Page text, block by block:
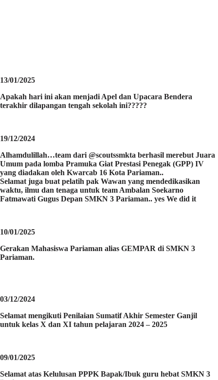
13/01/2025
Apakah hari ini akan menjadi Apel dan Upacara Bendera
terakhir dilapangan tengah sekolah ini?????
19/12/2024
Alhamdulillah…team dari @scoutssmkta berhasil merebut Juara
Umum pada lomba Pramuka Giat Prestasi Penegak (GPP) IV
yang diadakan oleh Kwarcab 16 Kota Pariaman..
Selamat juga buat pelatih pak Wawan yang mendedikasikan
waktu, ilmu dan tenaga untuk team Ambalan Soekarno
Fatmawati Gugus Depan SMKN 3 Pariaman.. yes We did it
10/01/2025
Gerakan Mahasiswa Pariaman alias GEMPAR di SMKN 3
Pariaman.
03/12/2024
Selamat mengikuti Penilaian Sumatif Akhir Semester Ganjil
untuk kelas X dan XI tahun pelajaran 2024 – 2025
09/01/2025
Selamat atas Kelulusan PPPK Bapak/Ibuk guru hebat SMKN 3